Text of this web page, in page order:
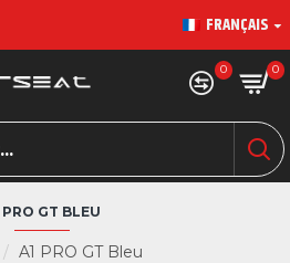
FRANÇAIS
0 0
A1 PRO GT Bleu
PRO GT BLEU